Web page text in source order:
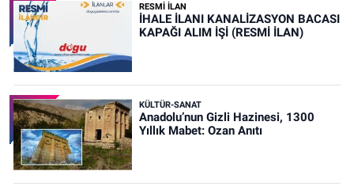
RESMİ İLAN
İHALE İLANI KANALİZASYON BACASI
KAPAĞI ALIM İŞİ (RESMİ İLAN)
KÜLTÜR-SANAT
Anadolu’nun Gizli Hazinesi, 1300
Yıllık Mabet: Ozan Anıtı